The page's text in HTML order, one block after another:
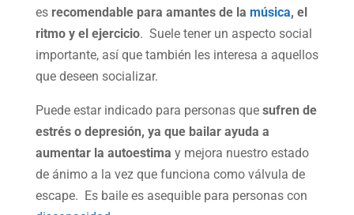
es recomendable para amantes de la música, el
ritmo y el ejercicio. Suele tener un aspecto social
importante, así que también les interesa a aquellos
que deseen socializar.
Puede estar indicado para personas que sufren de
estrés o depresión, ya que bailar ayuda a
aumentar la autoestima y mejora nuestro estado
de ánimo a la vez que funciona como válvula de
escape. Es baile es asequible para personas con